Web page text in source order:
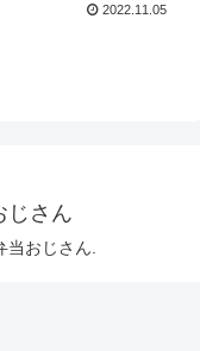
2022.11.05
じさん
おじさん.